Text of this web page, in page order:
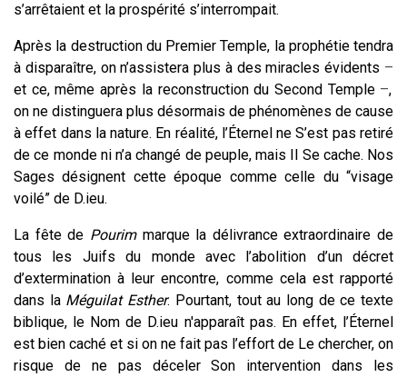
s’arrêtaient et la prospérité s’interrompait.
Après la destruction du Premier Temple, la prophétie tendra
à disparaître, on n’assistera plus à des miracles évidents –
et ce, même après la reconstruction du Second Temple –,
on ne distinguera plus désormais de phénomènes de cause
à effet dans la nature. En réalité, l’Éternel ne S’est pas retiré
de ce monde ni n’a changé de peuple, mais Il Se cache. Nos
Sages désignent cette époque comme celle du “visage
voilé” de D.ieu.
La fête de Pourimmarque la délivrance extraordinaire de
tous les Juifs du monde avec l’abolition d’un décret
d’extermination à leur encontre, comme cela est rapporté
dans la Méguilat Esther. Pourtant, tout au long de ce texte
biblique, le Nom de D.ieu n'apparaît pas. En effet, l’Éternel
est bien caché et si on ne fait pas l’effort de Le chercher, on
risque de ne pas déceler Son intervention dans les